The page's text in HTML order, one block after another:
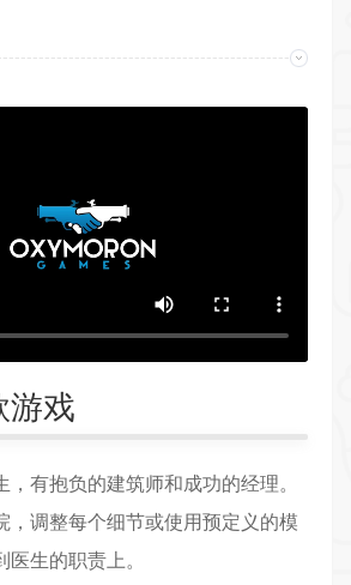
游戏
，有抱负的建筑师和成功的经理。
，调整每个细节或使用预定义的模
生的职责上。